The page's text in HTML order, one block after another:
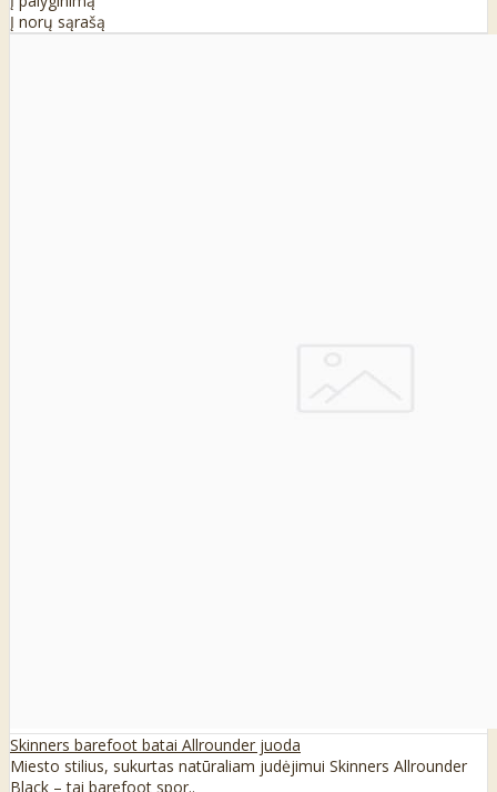
Į norų sąrašą
Skinners barefoot batai Allrounder juoda
Miesto stilius, sukurtas natūraliam judėjimui Skinners Allrounder
Black – tai barefoot spor..